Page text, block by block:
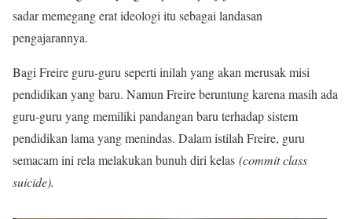
sadar memegang erat ideologi itu sebagai landasan
pengajarannya.
Bagi Freire guru-guru seperti inilah yang akan merusak misi
pendidikan yang baru. Namun Freire beruntung karena masih ada
guru-guru yang memiliki pandangan baru terhadap sistem
pendidikan lama yang menindas. Dalam istilah Freire, guru
semacam ini rela melakukan bunuh diri kelas (commit class
suicide).